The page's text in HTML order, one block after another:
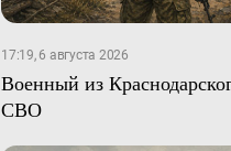
17:19, 6 августа 2026
Военный из
СВО